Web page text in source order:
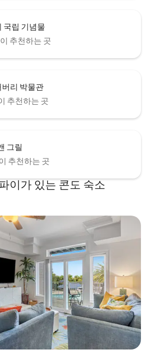
국립 기념물
추천하는 곳
리 박물관
추천하는 곳
그릴
추천하는 곳
이가 있는 콘도 숙소